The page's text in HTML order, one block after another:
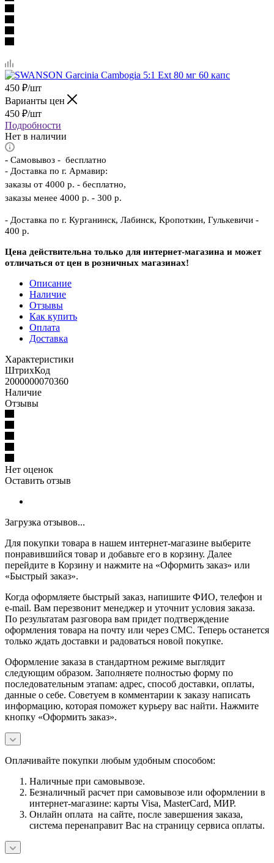
450 ₽/шт
Варианты цен
450 ₽/шт
Подробности
Нет в наличии
- Самовывоз - бесплатно
- Доставка по г. Армавир:
заказы от 4000 р. - бесплатно,
заказы менее 4000 р. - 300 р.
- Доставка по г. Курганинск, Лабинск, Кропоткин, Гулькевичи -
400 р.
Цена действительна только для интернет-магазина и может
отличаться от цен в розничных магазинах!
Описание
Наличие
Отзывы
Как купить
Оплата
Доставка
Характеристики
ШтрихКод
2000000070360
Наличие
Отзывы
Нет оценок
Оставить отзыв
Загрузка отзывов...
Для покупки товара в нашем интернет-магазине выберите
понравившийся товар и добавьте его в корзину. Далее
перейдите в Корзину и нажмите на «Оформить заказ» или
«Быстрый заказ».
Когда оформляете быстрый заказ, напишите ФИО, телефон и
e-mail. Вам перезвонит менеджер и уточнит условия заказа.
По результатам разговора вам придет подтверждение
оформления товара на почту или через СМС. Теперь останется
только ждать доставки и радоваться новой покупке.
Оформление заказа в стандартном режиме выглядит
следующим образом. Заполняете полностью форму по
последовательным этапам: адрес, способ доставки, оплаты,
данные о себе. Советуем в комментарии к заказу написать
информацию, которая поможет курьеру вас найти. Нажмите
кнопку «Оформить заказ».
Оплачивайте покупки любым удобным способом:
Наличные при самовывозе.
Безналичный расчет при самовывозе или оформлении в
интернет-магазине: карты Visa, MasterCard, МИР.
Онлайн оплата на сайте, после завершения заказа,
система перенаправит Вас на страницу сервиса оплаты.